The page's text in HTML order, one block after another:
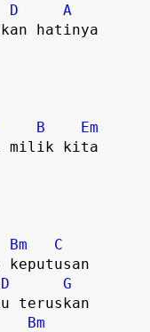
D
A
hatinya
B
Em
milik kita
Bm
C
keputusan
D
G
teruskan
Bm